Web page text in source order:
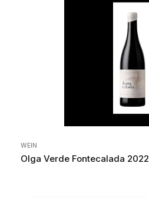
WEIN
Olga Verde Fontecalada 2022